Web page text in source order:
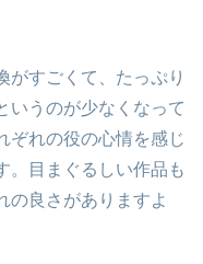
がすごくて、たっぷり
いうのが少なくなって
ぞれの役の心情を感じ
。目まぐるしい作品も
の良さがありますよ